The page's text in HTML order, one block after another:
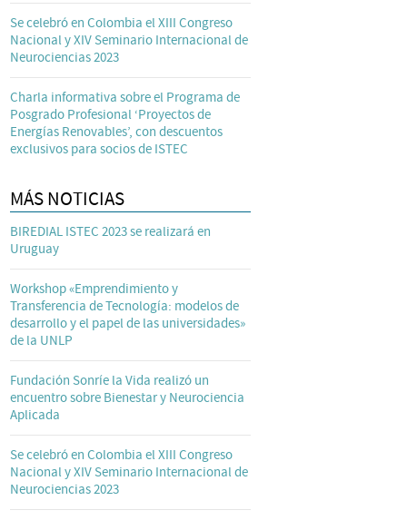
Se celebró en Colombia el XIII Congreso
Nacional y XIV Seminario Internacional de
Neurociencias 2023
Charla informativa sobre el Programa de
Posgrado Profesional ‘Proyectos de
Energías Renovables’, con descuentos
exclusivos para socios de ISTEC
MÁS NOTICIAS
BIREDIAL ISTEC 2023 se realizará en
Uruguay
Workshop «Emprendimiento y
Transferencia de Tecnología: modelos de
desarrollo y el papel de las universidades»
de la UNLP
Fundación Sonríe la Vida realizó un
encuentro sobre Bienestar y Neurociencia
Aplicada
Se celebró en Colombia el XIII Congreso
Nacional y XIV Seminario Internacional de
Neurociencias 2023